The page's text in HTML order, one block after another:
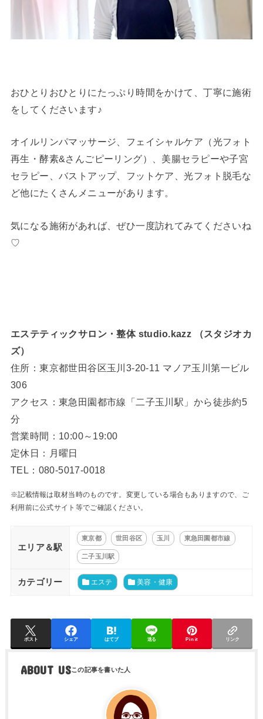
おひとりおひとりにたっぷり時間をかけて、丁寧に施術
をしてくださいます♪
オイルリンパマッサージ、フェイシャルケア（光フォト
再生・酵素&さんごピーリング）、美腸セラピーや子宮
セラピー、バストアップ、フットケア、光フォト脱毛な
ど他にたくさんメニューがあります。
気になる施術があれば、ぜひ一度訪れてみてくださいね
♡
エステティックサロン・整体 studio.kazz （スタジオカ
ズ）
住所：東京都世田谷区玉川3-20-11 マノア玉川第一ビル
306
アクセス：東急田園都市線「二子玉川駅」から徒歩約5
分
営業時間：10:00～19:00
定休日：月曜日
TEL：080-5017-0018
※記載情報は取材当時のものです。変更している場合もありますので、ご
利用前に公式サイト等でご確認ください。
エリア＆駅
東京都 世田谷区 玉川 東急田園都市線
二子玉川駅
カテゴリー エステ 美容・健康
ポスト シェア はてブ 送る Pin it リンク
ABOUT US